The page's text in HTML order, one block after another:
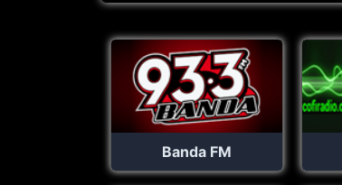
Banda FM